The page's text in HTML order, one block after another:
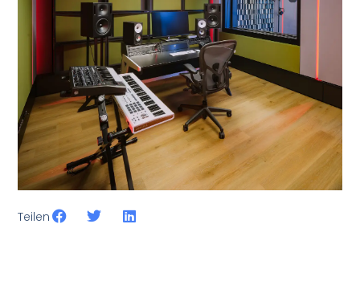
Teilen